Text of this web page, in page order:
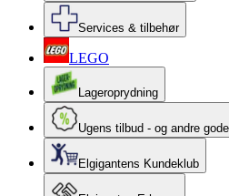
Services & tilbehør
LEGO
Lageroprydning
Ugens tilbud - og andre
Elgigantens Kundeklub